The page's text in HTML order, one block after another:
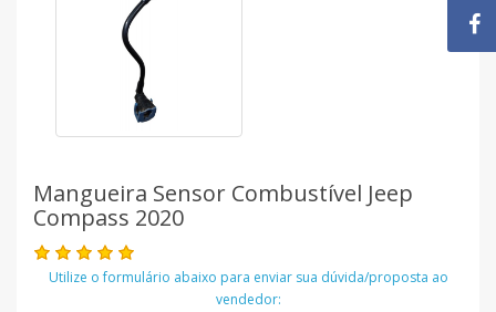
Mangueira Sensor Combustível Jeep
Compass 2020
Utilize o formulário abaixo para enviar sua dúvida/proposta ao
vendedor: